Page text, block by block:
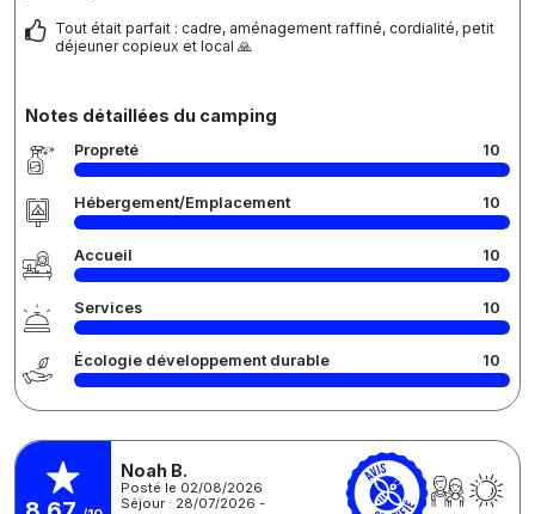
Tout était parfait : cadre, aménagement raffiné, cordialité, petit
déjeuner copieux et local 🙏
Notes détaillées du camping
Propreté 10
Hébergement/Emplacement 10
Accueil 10
Services 10
Écologie développement durable 10
Noah B.
Posté le 02/08/2026
Séjour : 28/07/2026 -